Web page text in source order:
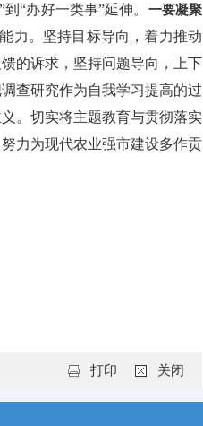
“办好一类事”延伸。 一要凝聚
力。坚持目标导向，着力推动
的诉求，坚持问题导向，上下
查研究作为自我学习提高的过
。切实将主题教育与贯彻落实
力为现代农业强市建设多作贡
关闭
打印